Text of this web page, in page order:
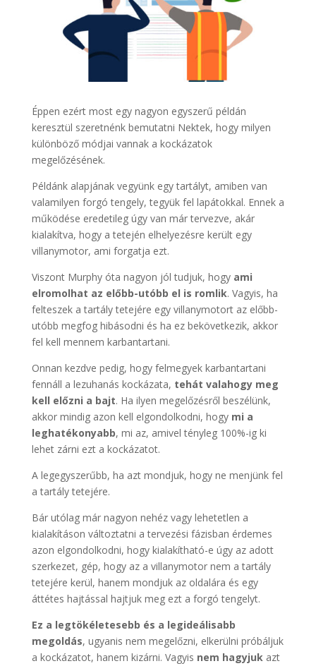
Éppen ezért most egy nagyon egyszerű példán
keresztül szeretnénk bemutatni Nektek, hogy milyen
különböző módjai vannak a kockázatok
megelőzésének.
Példánk alapjának vegyünk egy tartályt, amiben van
valamilyen forgó tengely, tegyük fel lapátokkal. Ennek a
működése eredetileg úgy van már tervezve, akár
kialakítva, hogy a tetején elhelyezésre került egy
villanymotor, ami forgatja ezt.
Viszont Murphy óta nagyon jól tudjuk, hogy ami
elromolhat az előbb-utóbb el is romlik. Vagyis, ha
felteszek a tartály tetejére egy villanymotort az előbb-
utóbb megfog hibásodni és ha ez bekövetkezik, akkor
fel kell mennem karbantartani.
Onnan kezdve pedig, hogy felmegyek karbantartani
fennáll a lezuhanás kockázata, tehát valahogy meg
kell előzni a bajt. Ha ilyen megelőzésről beszélünk,
akkor mindig azon kell elgondolkodni, hogy mi a
leghatékonyabb, mi az, amivel tényleg 100%-ig ki
lehet zárni ezt a kockázatot.
A legegyszerűbb, ha azt mondjuk, hogy ne menjünk fel
a tartály tetejére.
Bár utólag már nagyon nehéz vagy lehetetlen a
kialakításon változtatni a tervezési fázisban érdemes
azon elgondolkodni, hogy kialakítható-e úgy az adott
szerkezet, gép, hogy az a villanymotor nem a tartály
tetejére kerül, hanem mondjuk az oldalára és egy
áttétes hajtással hajtjuk meg ezt a forgó tengelyt.
Ez a legtökéletesebb és a legideálisabb
megoldás, ugyanis nem megelőzni, elkerülni próbáljuk
a kockázatot, hanem kizárni. Vagyis nem hagyjukazt